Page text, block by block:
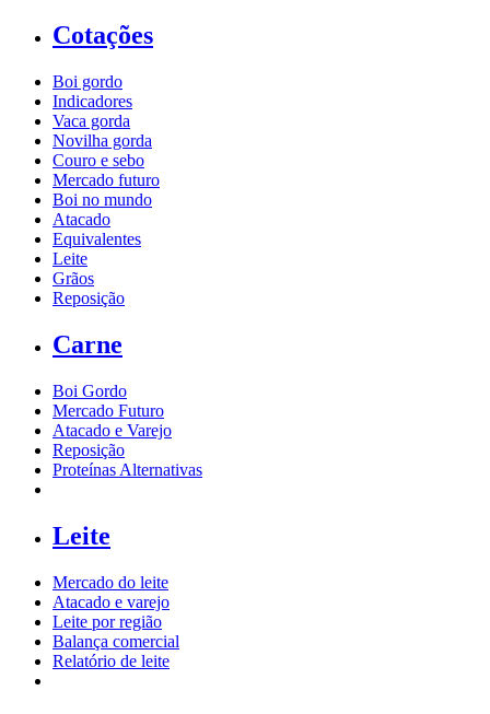
Cotações
Boi gordo
Indicadores
Vaca gorda
Novilha gorda
Couro e sebo
Mercado futuro
Boi no mundo
Atacado
Equivalentes
Leite
Grãos
Reposição
Carne
Boi Gordo
Mercado Futuro
Atacado e Varejo
Reposição
Proteínas Alternativas
Leite
Mercado do leite
Atacado e varejo
Leite por região
Balança comercial
Relatório de leite